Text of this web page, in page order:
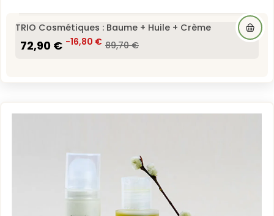
TRIO Cosmétiques : Baume + Huile + Crème
72,90 € -16,80 € 89,70 €